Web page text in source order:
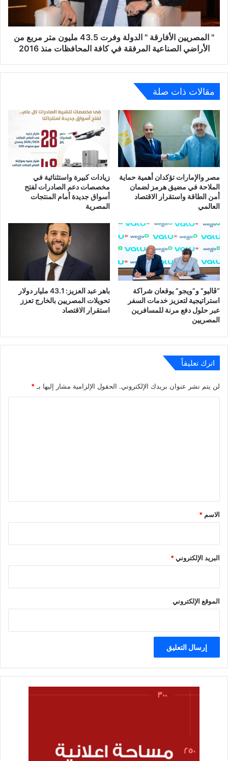
متر
مربع
كافة
المحافظات
منذ
2016
" المصريين الأفارقة " الدولة وفرت 43.5 مليون متر مربع من
الأراضي الصناعية المرفقة في كافة المحافظات منذ 2016
مقالات ذات صلة
مصر والإمارات تؤكدان أهمية حماية
الملاحة في مضيق هرمز لضمان
أمن الطاقة واستقرار الاقتصاد
العالمي
زيادات كبيرة واستثنائية في
مخصصات دعم الصادرات لفتح
أسواق جديدة أمام المنتجات
المصرية
“ڤاليو” و”ويجو” يوقعان شراكة
استراتيجية لتعزيز خدمات السفر
عبر حلول دفع مرنة للمسافرين
المصريين
باهر عبد العزيز: 43.1 مليار دولار
تحويلات المصريين بالخارج تعزز
استقرار الاقتصاد
اترك تعليقاً
لن يتم نشر عنوان بريدك الإلكتروني. الحقول الإلزامية مشار إليها بـ*
*
الاسم *
البريد الإلكتروني*
الموقع الإلكتروني